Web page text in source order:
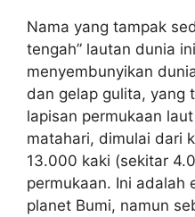
Nama yang tampak
tengah” lautan dunia
menyembunyikan
dan gelap gulita, yang
lapisan permukaan
matahari, dimulai dari
13.000 kaki (sekitar
permukaan. Ini adalah
planet Bumi, namun